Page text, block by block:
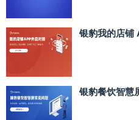
银豹我的店铺
银豹餐饮智慧